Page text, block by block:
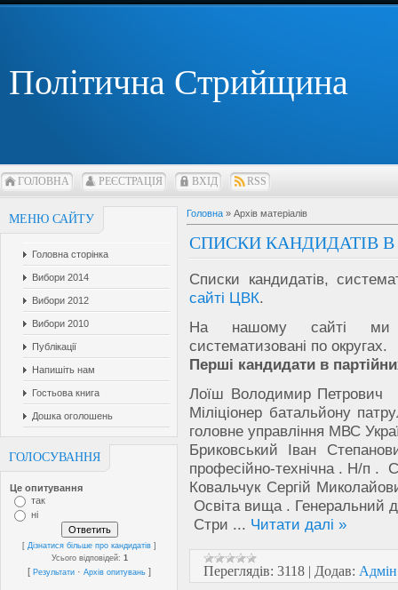
Політична Стрийщина
ГОЛОВНА РЕЄСТРАЦІЯ ВХІД RSS
МЕНЮ САЙТУ
Головна сторінка
Вибори 2014
Вибори 2012
Вибори 2010
Публікації
Напишіть нам
Гостьова книга
Дошка оголошень
ГОЛОСУВАННЯ
Це опитування
так
ні
[Дізнатися більше про кандидатів ]
Усього відповідей: 1
[Результати ·Архів опитувань ]
Головна » Архів матеріалів
СПИСКИ КАНДИДАТІВ В
Списки кандидатів,
сайті ЦВК.
На нашому сайті ми
систематизовані по округах.
Перші кандидати в
Лоїш Володимир
Міліціонер батальйону
головне управління МВС
Бриковський Іван
професійно-технічна . Н/п .
Ковальчук Сергій
Освіта вища . Генеральний
Стри ... Читати далі »
Переглядів: 3118 | Додав: Адмін